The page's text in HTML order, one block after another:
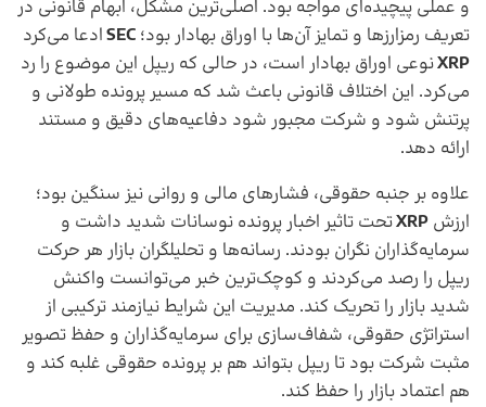
و عملی پیچیده‌ای مواجه بود. اصلی‌ترین مشکل، ابهام قانونی در
تعریف رمزارزها و تمایز آن‌ها با اوراق بهادار بود؛ SECادعا می‌کرد
XRPنوعی اوراق بهادار است، در حالی که ریپل این موضوع را رد
می‌کرد. این اختلاف قانونی باعث شد که مسیر پرونده طولانی و
پرتنش شود و شرکت مجبور شود دفاعیه‌های دقیق و مستند
ارائه دهد.
علاوه بر جنبه حقوقی، فشارهای مالی و روانی نیز سنگین بود؛
ارزش XRPتحت تاثیر اخبار پرونده نوسانات شدید داشت و
سرمایه‌گذاران نگران بودند. رسانه‌ها و تحلیلگران بازار هر حرکت
ریپل را رصد می‌کردند و کوچک‌ترین خبر می‌توانست واکنش
شدید بازار را تحریک کند. مدیریت این شرایط نیازمند ترکیبی از
استراتژی حقوقی، شفاف‌سازی برای سرمایه‌گذاران و حفظ تصویر
مثبت شرکت بود تا ریپل بتواند هم بر پرونده حقوقی غلبه کند و
هم اعتماد بازار را حفظ کند.